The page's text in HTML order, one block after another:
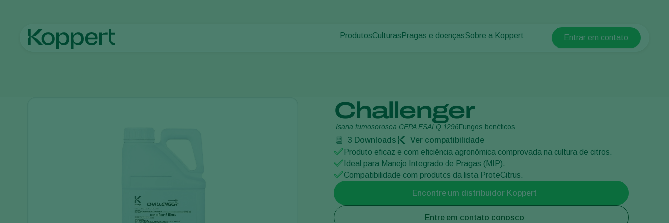
ProdutosCulturas
Grandes culturas
Pragas e doençasSobre a Koppert
Koppert Global
Finland (Swedish)
France
Entrar em contato
Challenger
Isaria fumosorosea CEPA ESALQ 1296Fungos benéficos
3 Downloads
Ver compatibilidade
Produto eficaz e com eficiência agronômica comprovada na cultura de citros.
Ideal para Manejo Integrado de Pragas (MIP).
Compatibilidade com produtos da lista ProteCitrus.
Encontre um distribuidor Koppert
Entre em contato conosco